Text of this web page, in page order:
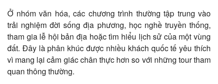
Ở nhóm văn hóa, các chương trình thường tập trung vào
trải nghiệm đời sống địa phương, học nghề truyền thống,
tham gia lễ hội bản địa hoặc tìm hiểu lịch sử của một vùng
đất. Đây là phân khúc được nhiều khách quốc tế yêu thích
vì mang lại cảm giác chân thực hơn so với những tour tham
quan thông thường.